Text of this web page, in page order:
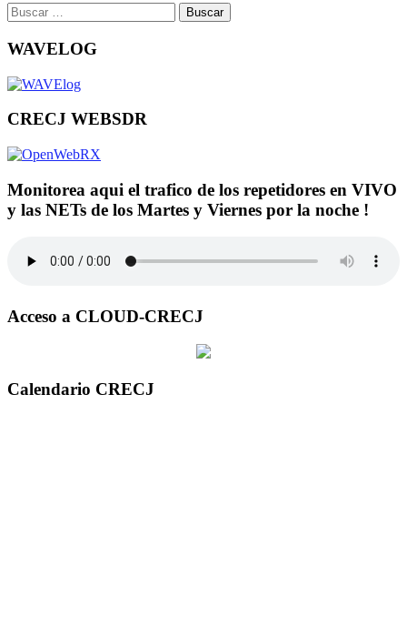
Buscar:
WAVELOG
CRECJ WEBSDR
Monitorea aqui el trafico de los repetidores en VIVO
y las NETs de los Martes y Viernes por la noche !
Acceso a CLOUD-CRECJ
Calendario CRECJ